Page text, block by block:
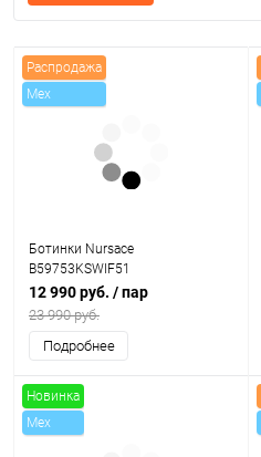
Распродажа
Mex
Ботинки Nursace
B59753KSWIF51
12 990 руб. / пар
23 990 руб.
Подробнее
Новинка
Mex